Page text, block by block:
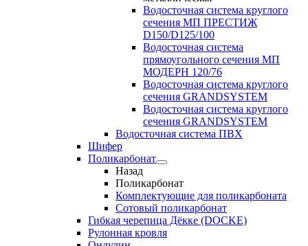
Водосточная система круглого
сечения МП ПРЕСТИЖ
D150/D125/100
Водосточная система
прямоугольного сечения МП
МОДЕРН 120/76
Водосточная система круглого
сечения GRANDSYSTEM
Водосточная система круглого
сечения GRANDSYSTEM
Водосточная система ПВХ
Шифер
Поликарбонат
Назад
Поликарбонат
Комплектующие для поликарбоната
Сотовый поликарбонат
Гибкая черепица Дёкке (DOCKE)
Рулонная кровля